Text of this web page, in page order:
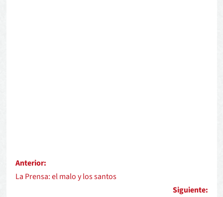
Anterior:
La Prensa: el malo y los santos
Siguiente: